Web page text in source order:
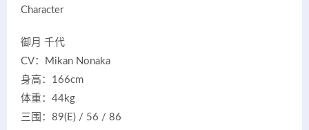
Character
御月 千代
CV：Mikan Nonaka
身高：166cm
体重：44kg
三围：89(E) / 56 / 86